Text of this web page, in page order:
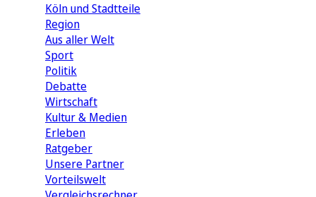
Köln und Stadtteile
Region
Aus aller Welt
Sport
Politik
Debatte
Wirtschaft
Kultur & Medien
Erleben
Ratgeber
Unsere Partner
Vorteilswelt